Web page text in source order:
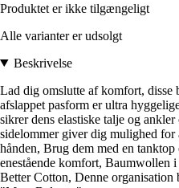
Produktet er ikke tilgængeligt
Alle varianter er udsolgt
Beskrivelse
Lad dig omslutte af komfort, disse
afslappet pasform er ultra
sikrer dens elastiske talje og
sidelommer giver dig mulighed
hånden, Brug dem med en
enestående komfort, Baumwollen
Better Cotton, Denne organisation